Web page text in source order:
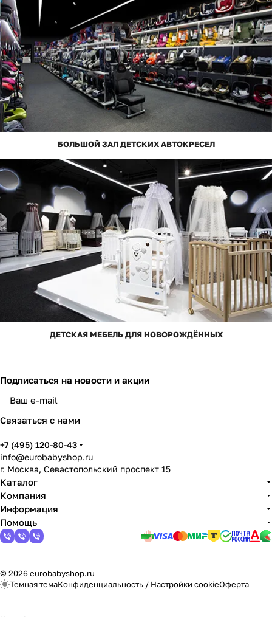
БОЛЬШОЙ ЗАЛ ДЕТСКИХ АВТОКРЕСЕЛ
ДЕТСКАЯ МЕБЕЛЬ ДЛЯ НОВОРОЖДЁННЫХ
Подписаться на новости и акции
Связаться с нами
+7 (495) 120-80-43
info@eurobabyshop.ru
г. Москва, Севастопольский проспект 15
Каталог
Компания
Информация
Помощь
© 2026 eurobabyshop.ru
Темная темаКонфиденциальность / Настройки cookieОферта